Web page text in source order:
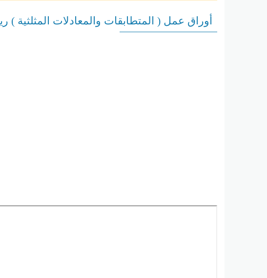
أوراق عمل ( المتطابقات والمعادلات المثلثية